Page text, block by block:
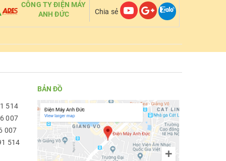
CÔNG TY ĐIỆN MÁY
ANH ĐỨC
Chia sẻ
514
007
007
514
BẢN ĐỒ